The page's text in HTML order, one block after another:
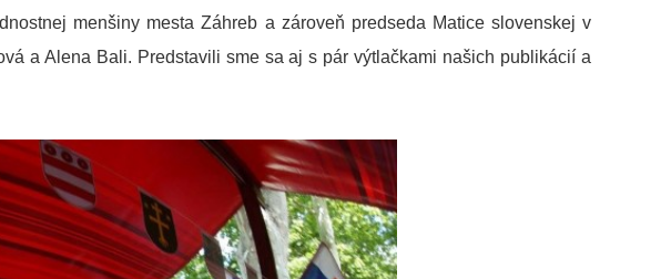
menšiny mesta Záhreb a zároveň predseda Matice slovenskej v
a Alena Bali. Predstavili sme sa aj s pár výtlačkami našich publikácií a